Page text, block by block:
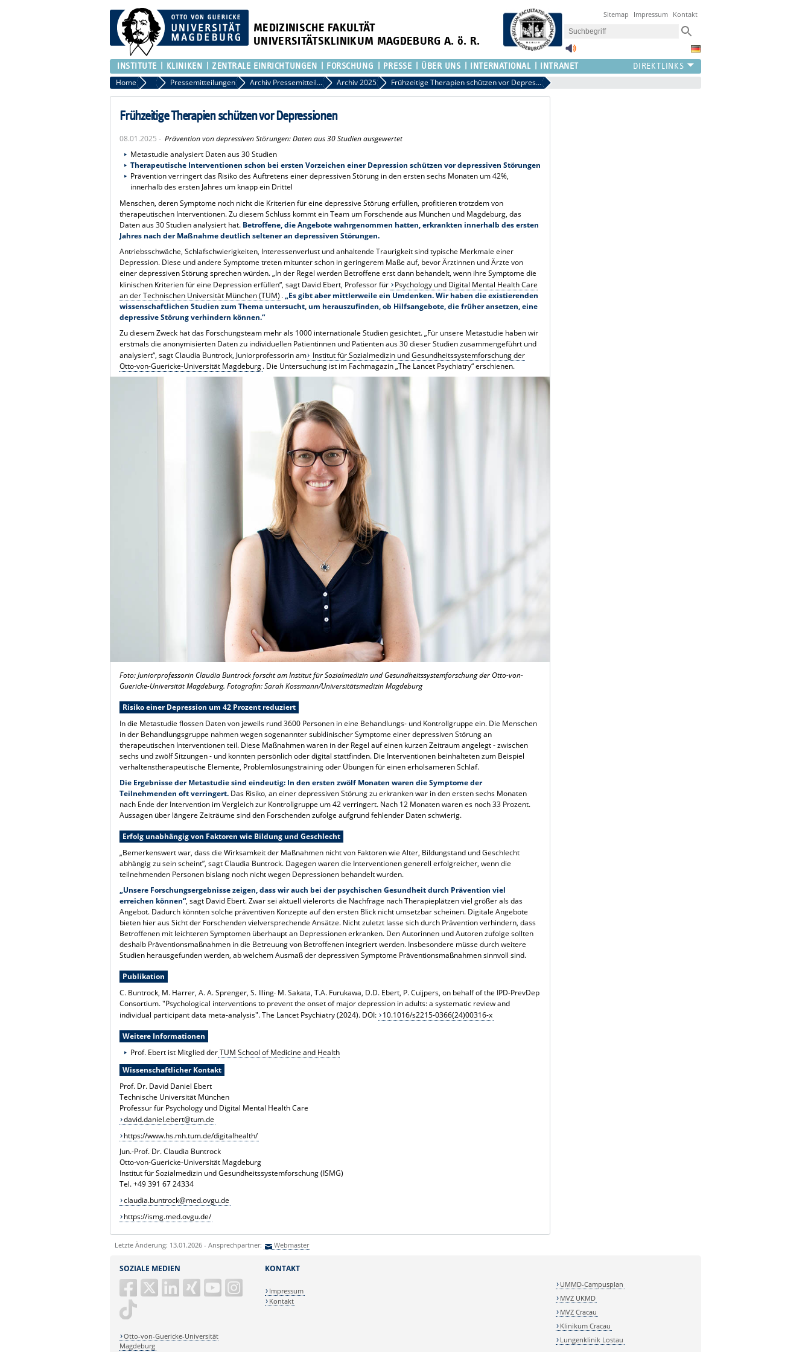
MEDIZINISCHE FAKULTÄT
UNIVERSITÄTSKLINIKUM MAGDEBURG A. ö. R.
Sitemap Impressum Kontakt
INSTITUTE KLINIKEN ZENTRALE EINRICHTUNGEN FORSCHUNG PRESSE ÜBER UNS INTERNATIONAL INTRANET
Home PressePressemitteilungen Archiv Pressemitteilungen Archiv 2025 Frühzeitige Therapien schützen vor Depressionen
Frühzeitige Therapien schützen vor Depressionen
08.01.2025 -Prävention von depressiven Störungen: Daten aus 30 Studien ausgewertet
Metastudie analysiert Daten aus 30 Studien
Therapeutische Interventionen schon bei ersten Vorzeichen einer Depression schützen vor depressiven Störungen
Prävention verringert das Risiko des Auftretens einer depressiven Störung in den ersten sechs Monaten um 42%,
innerhalb des ersten Jahres um knapp ein Drittel
Menschen, deren Symptome noch nicht die Kriterien für eine depressive Störung erfüllen, profitieren trotzdem von
therapeutischen Interventionen. Zu diesem Schluss kommt ein Team um Forschende aus München und Magdeburg, das
Daten aus 30 Studien analysiert hat. Betroffene, die Angebote wahrgenommen hatten, erkrankten innerhalb des ersten
Jahres nach der Maßnahme deutlich seltener an depressiven Störungen.
Antriebsschwäche, Schlafschwierigkeiten, Interessenverlust und anhaltende Traurigkeit sind typische Merkmale einer
Depression. Diese und andere Symptome treten mitunter schon in geringerem Maße auf, bevor Ärztinnen und Ärzte von
einer depressiven Störung sprechen würden. „In der Regel werden Betroffene erst dann behandelt, wenn ihre Symptome die
klinischen Kriterien für eine Depression erfüllen“, sagt David Ebert, Professor für
Psychology und Digital Mental Health Care
an der Technischen Universität München (TUM) .„Es gibt aber mittlerweile ein Umdenken. Wir haben die existierenden
wissenschaftlichen Studien zum Thema untersucht, um herauszufinden, ob Hilfsangebote, die früher ansetzen, eine
depressive Störung verhindern können.“
Zu diesem Zweck hat das Forschungsteam mehr als 1000 internationale Studien gesichtet. „Für unsere Metastudie haben wir
erstmals die anonymisierten Daten zu individuellen Patientinnen und Patienten aus 30 dieser Studien zusammengeführt und
analysiert“, sagt Claudia Buntrock, Juniorprofessorin am
Institut für Sozialmedizin und Gesundheitssystemforschung der
Otto-von-Guericke-Universität Magdeburg. Die Untersuchung ist im Fachmagazin „The Lancet Psychiatry“ erschienen.
Foto: Juniorprofessorin Claudia Buntrock forscht am Institut für Sozialmedizin und Gesundheitssystemforschung der Otto-von-
Guericke-Universität Magdeburg. Fotografin: Sarah Kossmann/Universitätsmedizin Magdeburg
Risiko einer Depression um 42 Prozent reduziert
In die Metastudie flossen Daten von jeweils rund 3600 Personen in eine Behandlungs- und Kontrollgruppe ein. Die Menschen
in der Behandlungsgruppe nahmen wegen sogenannter subklinischer Symptome einer depressiven Störung an
therapeutischen Interventionen teil. Diese Maßnahmen waren in der Regel auf einen kurzen Zeitraum angelegt - zwischen
sechs und zwölf Sitzungen - und konnten persönlich oder digital stattfinden. Die Interventionen beinhalteten zum Beispiel
verhaltenstherapeutische Elemente, Problemlösungstraining oder Übungen für einen erholsameren Schlaf.
Die Ergebnisse der Metastudie sind eindeutig: In den ersten zwölf Monaten waren die Symptome der
Teilnehmenden oft verringert. Das Risiko, an einer depressiven Störung zu erkranken war in den ersten sechs Monaten
nach Ende der Intervention im Vergleich zur Kontrollgruppe um 42 verringert. Nach 12 Monaten waren es noch 33 Prozent.
Aussagen über längere Zeiträume sind den Forschenden zufolge aufgrund fehlender Daten schwierig.
Erfolg unabhängig von Faktoren wie Bildung und Geschlecht
„Bemerkenswert war, dass die Wirksamkeit der Maßnahmen nicht von Faktoren wie Alter, Bildungstand und Geschlecht
abhängig zu sein scheint”, sagt Claudia Buntrock. Dagegen waren die Interventionen generell erfolgreicher, wenn die
teilnehmenden Personen bislang noch nicht wegen Depressionen behandelt wurden.
„Unsere Forschungsergebnisse zeigen, dass wir auch bei der psychischen Gesundheit durch Prävention viel
erreichen können“, sagt David Ebert. Zwar sei aktuell vielerorts die Nachfrage nach Therapieplätzen viel größer als das
Angebot. Dadurch könnten solche präventiven Konzepte auf den ersten Blick nicht umsetzbar scheinen. Digitale Angebote
bieten hier aus Sicht der Forschenden vielversprechende Ansätze. Nicht zuletzt lasse sich durch Prävention verhindern, dass
Betroffenen mit leichteren Symptomen überhaupt an Depressionen erkranken. Den Autorinnen und Autoren zufolge sollten
deshalb Präventionsmaßnahmen in die Betreuung von Betroffenen integriert werden. Insbesondere müsse durch weitere
Studien herausgefunden werden, ab welchem Ausmaß der depressiven Symptome Präventionsmaßnahmen sinnvoll sind.
Publikation
C. Buntrock, M. Harrer, A. A. Sprenger, S. Illing∙ M. Sakata, T.A. Furukawa, D.D. Ebert, P. Cuijpers, on behalf of the IPD-PrevDep
Consortium. "Psychological interventions to prevent the onset of major depression in adults: a systematic review and
individual participant data meta-analysis". The Lancet Psychiatry (2024). DOI:
10.1016/s2215-0366(24)00316-x
Weitere Informationen
Prof. Ebert ist Mitglied derTUM School of Medicine and Health
Wissenschaftlicher Kontakt
Prof. Dr. David Daniel Ebert
Technische Universität München
Professur für Psychology und Digital Mental Health Care
david.daniel.ebert@tum.de
https://www.hs.mh.tum.de/digitalhealth/
Jun.-Prof. Dr. Claudia Buntrock
Otto-von-Guericke-Universität Magdeburg
Institut für Sozialmedizin und Gesundheitssystemforschung (ISMG)
Tel. +49 391 67 24334
claudia.buntrock@med.ovgu.de
https://ismg.med.ovgu.de/
Letzte Änderung: 13.01.2026 - Ansprechpartner: Webmaster
SOZIALE MEDIEN
Otto-von-Guericke-Universität
Magdeburg
KONTAKT
Impressum
Kontakt
UMMD-Campusplan
MVZ UKMD
MVZ Cracau
Klinikum Cracau
Lungenklinik Lostau